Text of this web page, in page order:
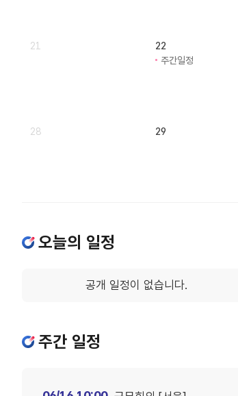
21
22
주간일정
28 29
오늘의 일정
공개 일정이 없습니다.
주간 일정